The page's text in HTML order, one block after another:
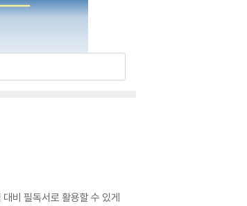
비 필독서로 활용할 수 있게